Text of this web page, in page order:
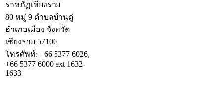
ราชภัฏเชียงราย
80 หมู่ 9 ตำบลบ้านดู่
อำเภอเมือง จังหวัด
เชียงราย 57100
โทรศัพท์: +66 5377 6026,
+66 5377 6000 ext 1632-
1633